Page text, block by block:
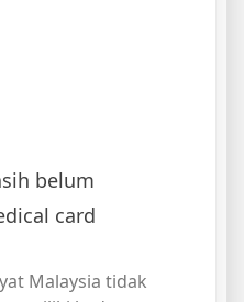
belum
card
Malaysia tidak